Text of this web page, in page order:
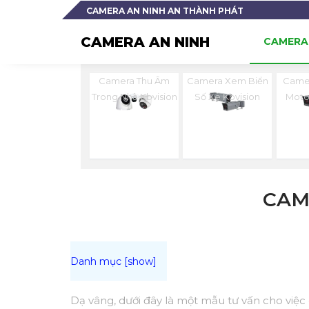
CAMERA AN NINH AN THÀNH PHÁT
CAMERA AN NINH
Camera Thu Âm
Trong Nhà Kbvision
Camera Xem Biển
Số Xe Kbvision
Dạ vâng, dưới đây là một mẫu tư vấn cho